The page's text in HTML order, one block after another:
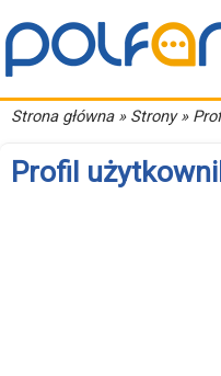
Strona główna» Strony »
Profil